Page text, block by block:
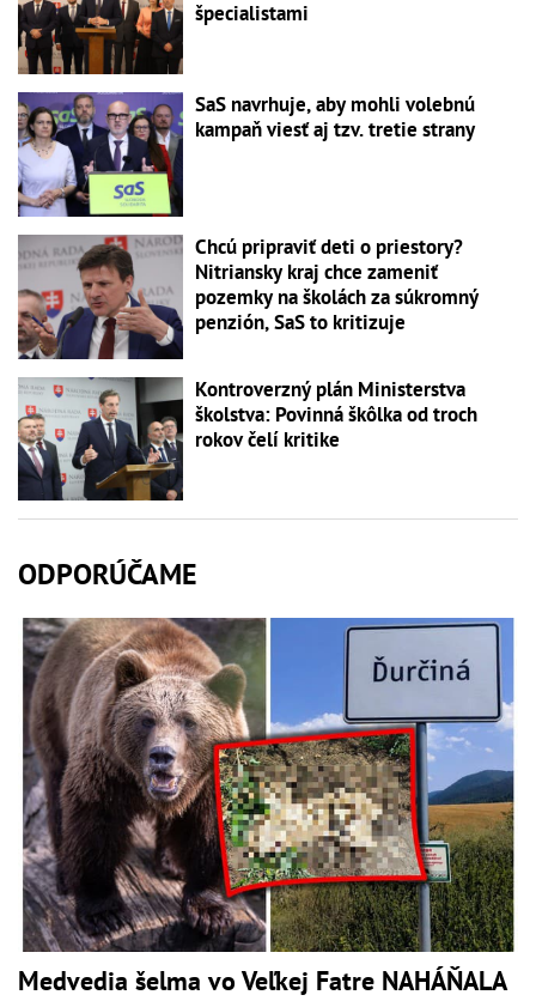
špecialistami
SaS navrhuje, aby mohli volebnú
kampaň viesť aj tzv. tretie strany
Chcú pripraviť deti o priestory?
Nitriansky kraj chce zameniť
pozemky na školách za súkromný
penzión, SaS to kritizuje
Kontroverzný plán Ministerstva
školstva: Povinná škôlka od troch
rokov čelí kritike
ODPORÚČAME
Medvedia šelma vo Veľkej Fatre NAHÁŇALA